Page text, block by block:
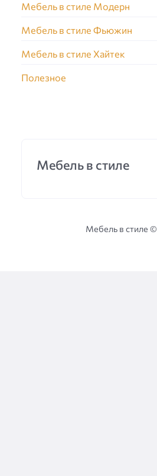
Мебель в стиле Модерн
Мебель в стиле Фьюжин
Мебель в стиле Хайтек
Полезное
Мебель в стиле
Мебель в стиле ©